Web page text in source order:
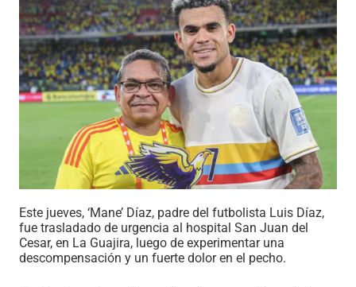
Este jueves, ‘Mane’ Díaz, padre del futbolista Luis Díaz,
fue trasladado de urgencia al hospital San Juan del
Cesar, en La Guajira, luego de experimentar una
descompensación y un fuerte dolor en el pecho.